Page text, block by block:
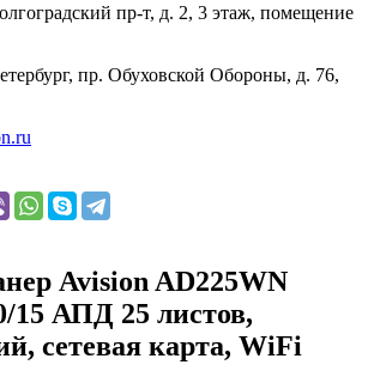
пр-т, д. 2, 3 этаж, помещение
пр. Обуховской Обороны, д. 76,
Avision AD225WN
15 АПД 25 листов,
сетевая карта, WiFi